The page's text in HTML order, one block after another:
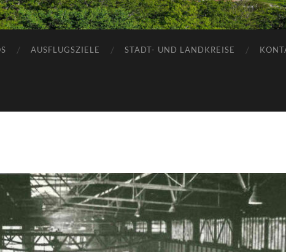
AUSFLUGSZIELE STADT- UND LANDKREISE